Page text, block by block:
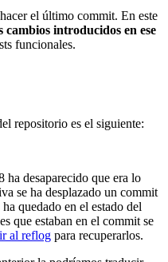
el último commit. En este
cambios introducidos en ese
funcionales.
repositorio es el siguiente:
desaparecido que era lo
se ha desplazado un commit
quedado en el estado del
que estaban en el commit se
al reflog para recuperarlos.